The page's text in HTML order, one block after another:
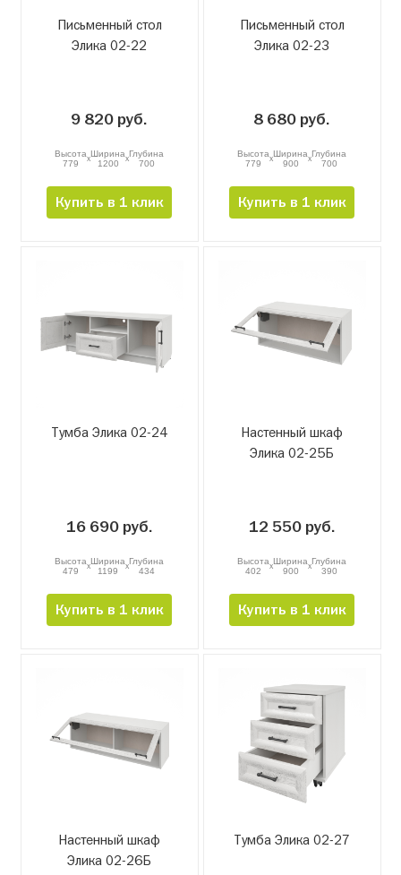
Письменный стол
Элика 02-22
9 820 руб.
Высота
779
xШирина
1200
xГлубина
700
Купить в 1 клик
Письменный стол
Элика 02-23
8 680 руб.
Высота
779
xШирина
900
xГлубина
700
Купить в 1 клик
Тумба Элика 02-24
16 690 руб.
Высота
479
xШирина
1199
xГлубина
434
Купить в 1 клик
Настенный шкаф
Элика 02-25Б
12 550 руб.
Высота
402
xШирина
900
xГлубина
390
Купить в 1 клик
Настенный шкаф
Элика 02-26Б
Тумба Элика 02-27